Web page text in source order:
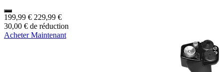
199,99 € 229,99 €
30,00 € de réduction
Acheter Maintenant